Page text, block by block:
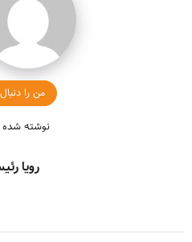
من را
نوشته
رویا